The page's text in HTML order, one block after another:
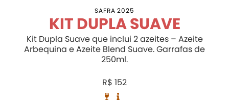
SAFRA 2025
KIT DUPLA SUAVE
Kit Dupla Suave que inclui 2 azeites – Azeite
Arbequina e Azeite Blend Suave. Garrafas de
250ml.
R$ 152